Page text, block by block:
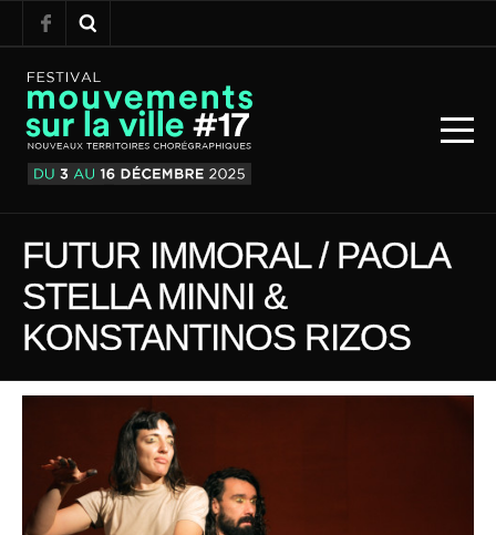
FUTUR IMMORAL / PAOLA
STELLA MINNI &
KONSTANTINOS RIZOS